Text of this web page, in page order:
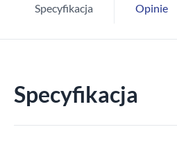
Specyfikacja Opinie
Specyfikacja